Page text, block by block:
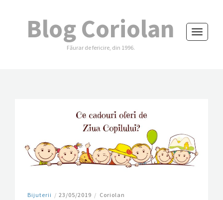
Blog Coriolan
Făurar de fericire, din 1996.
Toggle
Bijuterii / 23/05/2019 / Coriolan